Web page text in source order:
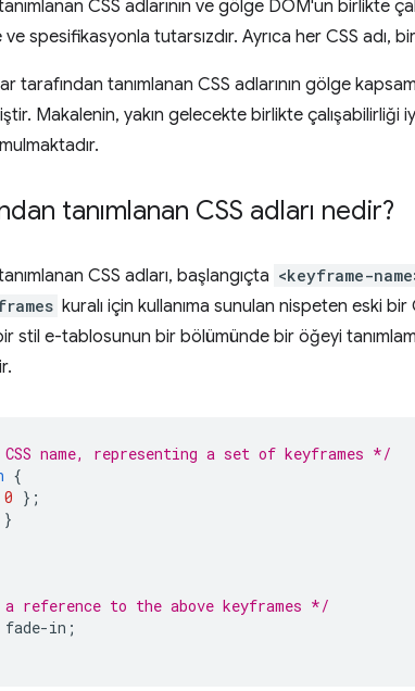
CSS adlarının ve gölge DOM'un birlikte
spesifikasyonla tutarsızdır. Ayrıca her CSS adı,
tarafından tanımlanan CSS adlarının gölge
Makalenin, yakın gelecekte birlikte
tanımlanan CSS adları nedir?
CSS adları, başlangıçta <keyframe-
kuralı için kullanıma sunulan nispeten eski bir
stil e-tablosunun bir bölümünde bir öğeyi
name, representing a set of keyframes */
{
0 } ;
}
to the above keyframes */
fade-in ;